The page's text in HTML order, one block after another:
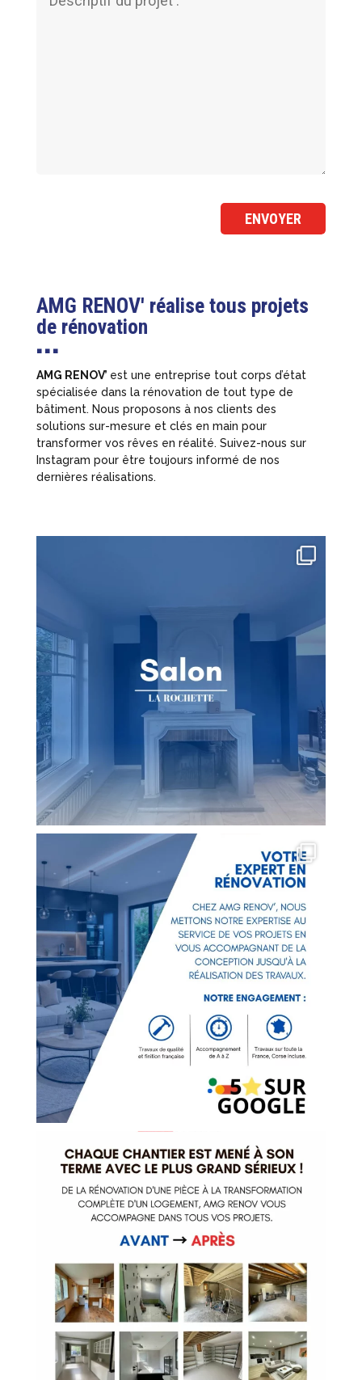
AMG RENOV' réalise tous projets
de rénovation
■ ■ ■
AMG RENOV’ est une entreprise tout corps d’état
spécialisée dans la rénovation de tout type de
bâtiment. Nous proposons à nos clients des
solutions sur-mesure et clés en main pour
transformer vos rêves en réalité. Suivez-nous sur
Instagram pour être toujours informé de nos
dernières réalisations.